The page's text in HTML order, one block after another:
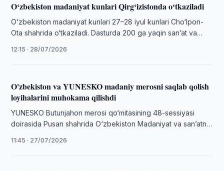
O‘zbekiston madaniyat kunlari Qirg‘izistonda o‘tkaziladi
O‘zbekiston madaniyat kunlari 27–28 iyul kunlari Cho‘lpon-
Ota shahrida o‘tkaziladi. Dasturda 200 ga yaqin sanʼat va
12:15 · 28/07/2026
O'zbekiston va YUNESKO madaniy merosni saqlab qolish
loyihalarini muhokama qilishdi
YUNESKO Butunjahon merosi qo‘mitasining 48-sessiyasi
doirasida Pusan shahrida O‘zbekiston Madaniyat va san’atni
O‘zbekiston Respublikasi …
11:45 · 27/07/2026